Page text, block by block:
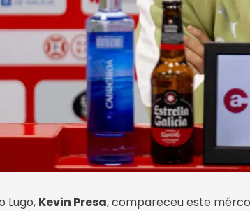
Lugo, Kevin Presa, compareceu este